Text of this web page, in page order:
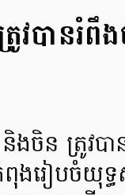
រូវបានរំ
និងចិន ត្រូវប
រៀបចំយុទ្ធ